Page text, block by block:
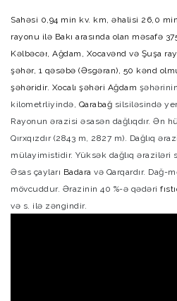
Sahəsi 0,94 min kv. km, əhalisi 26,0
rayonu ilə Bakı arasında olan məsafə
Kəlbəcər, Ağdam , Xocavənd və Şuşa
şəhər, 1 qəsəbə (Əsgəran), 50 kənd
şəhəridir. Xocalı şəhəri Ağdam
kilometrliyində, Qarabağ silsiləsində
Rayonun ərazisi əsasən dağlıqdır. Ən
Qırxqızdır (2843 m, 2827 m). Dağlıq
mülayimistidir. Yüksək dağlıq əraziləri
Əsas çayları Badara və Qarqardır. Dağ-
mövcuddur. Ərazinin 40 %-ə qədəri
və s. ilə zəngindir.